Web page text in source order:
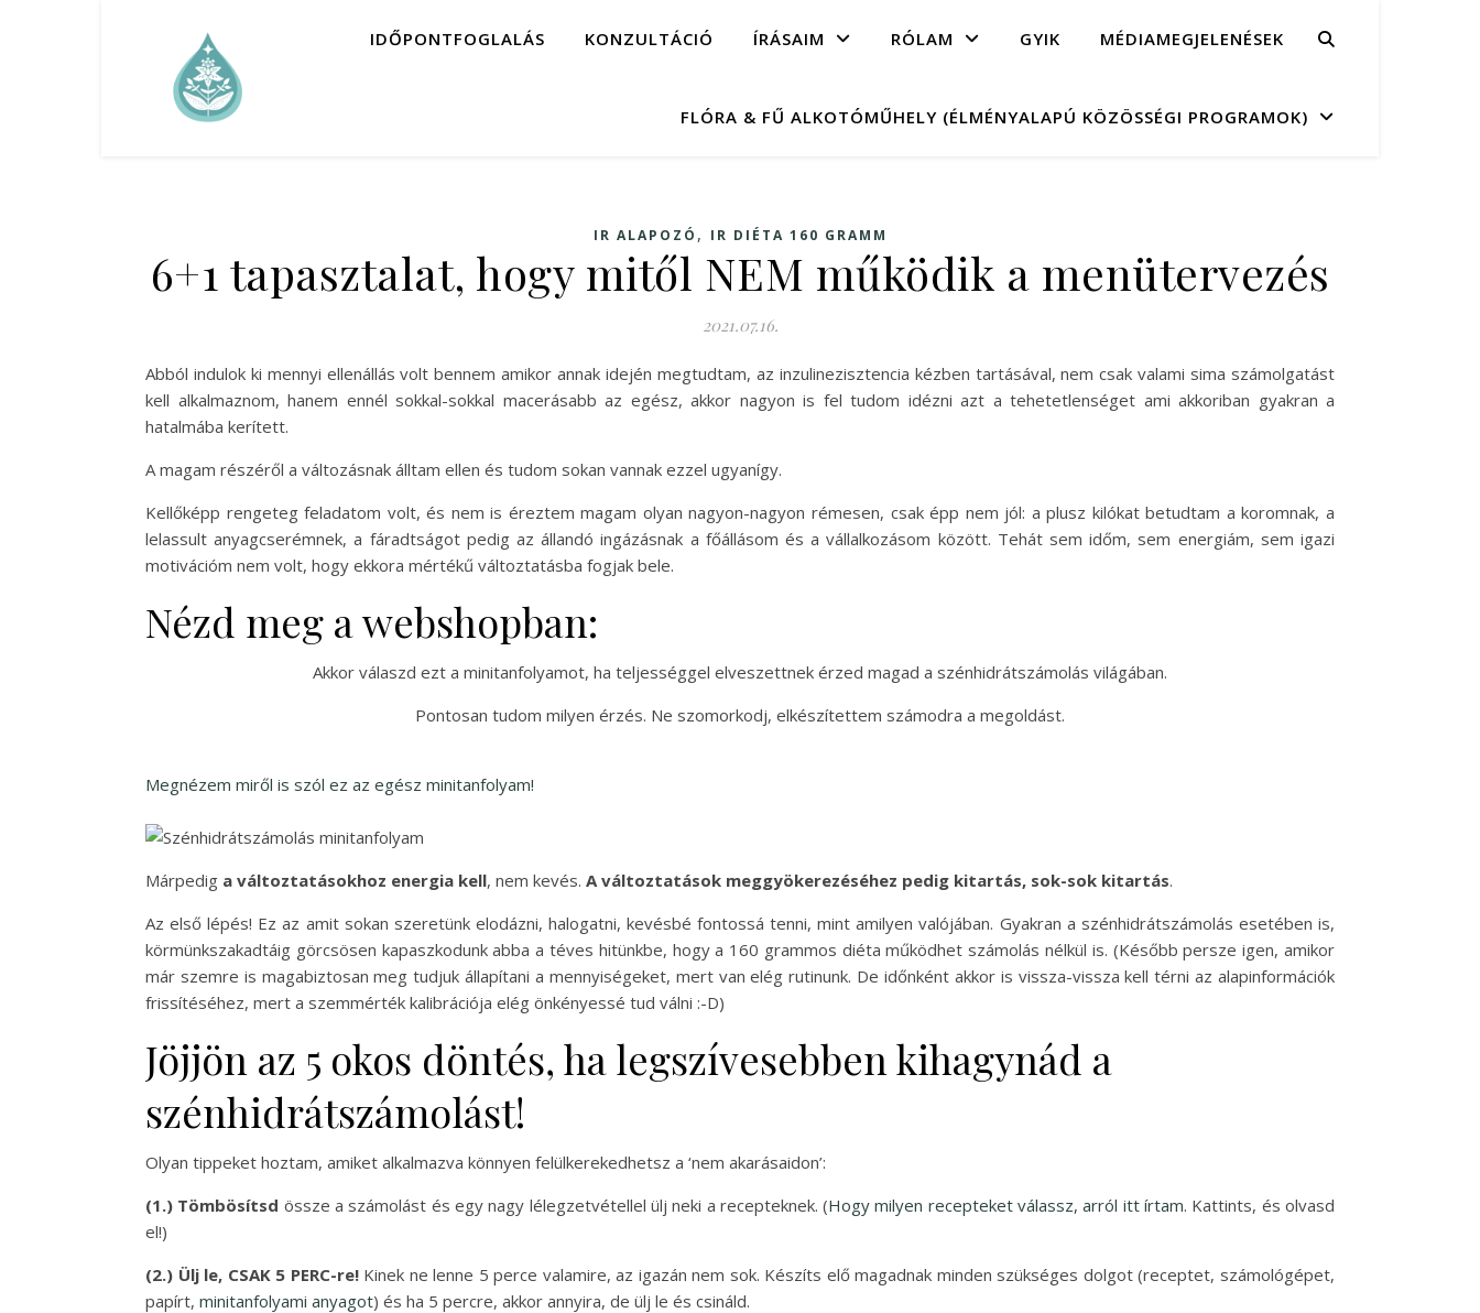
IDŐPONTFOGLALÁS KONZULTÁCIÓ ÍRÁSAIM RÓLAM GYIK MÉDIAMEGJELENÉSEK
FLÓRA & FŰ ALKOTÓMŰHELY (ÉLMÉNYALAPÚ KÖZÖSSÉGI PROGRAMOK)
IR ALAPOZÓ , IR DIÉTA 160 GRAMM
6+1 tapasztalat, hogy mitől NEM működik a menütervezés
2021.07.16.
Abból indulok ki mennyi ellenállás volt bennem amikor annak idején megtudtam, az inzulinezisztencia kézben tartásával, nem csak valami sima számolgatást
kell alkalmaznom, hanem ennél sokkal-sokkal macerásabb az egész, akkor nagyon is fel tudom idézni azt a tehetetlenséget ami akkoriban gyakran a
hatalmába kerített.
A magam részéről a változásnak álltam ellen és tudom sokan vannak ezzel ugyanígy.
Kellőképp rengeteg feladatom volt, és nem is éreztem magam olyan nagyon-nagyon rémesen, csak épp nem jól: a plusz kilókat betudtam a koromnak, a
lelassult anyagcserémnek, a fáradtságot pedig az állandó ingázásnak a főállásom és a vállalkozásom között. Tehát sem időm, sem energiám, sem igazi
motivációm nem volt, hogy ekkora mértékű változtatásba fogjak bele.
Nézd meg a webshopban:
Akkor válaszd ezt a minitanfolyamot, ha teljességgel elveszettnek érzed magad a szénhidrátszámolás világában.
Pontosan tudom milyen érzés. Ne szomorkodj, elkészítettem számodra a megoldást.
Megnézem miről is szól ez az egész minitanfolyam!
Márpedig a változtatásokhoz energia kell, nem kevés. A változtatások meggyökerezéséhez pedig kitartás, sok-sok kitartás.
Az első lépés! Ez az amit sokan szeretünk elodázni, halogatni, kevésbé fontossá tenni, mint amilyen valójában. Gyakran a szénhidrátszámolás esetében is,
körmünkszakadtáig görcsösen kapaszkodunk abba a téves hitünkbe, hogy a 160 grammos diéta működhet számolás nélkül is. (Később persze igen, amikor
már szemre is magabiztosan meg tudjuk állapítani a mennyiségeket, mert van elég rutinunk. De időnként akkor is vissza-vissza kell térni az alapinformációk
frissítéséhez, mert a szemmérték kalibrációja elég önkényessé tud válni :-D)
Jöjjön az 5 okos döntés, ha legszívesebben kihagynád a
szénhidrátszámolást!
Olyan tippeket hoztam, amiket alkalmazva könnyen felülkerekedhetsz a ‘nem akarásaidon’:
(1.) Tömbösítsd össze a számolást és egy nagy lélegzetvétellel ülj neki a recepteknek. (Hogy milyen recepteket válassz, arról itt írtam. Kattints, és olvasd
el!)
(2.) Ülj le, CSAK 5 PERC-re!Kinek ne lenne 5 perce valamire, az igazán nem sok. Készíts elő magadnak minden szükséges dolgot (receptet, számológépet,
papírt, minitanfolyami anyagot) és ha 5 percre, akkor annyira, de ülj le és csináld.